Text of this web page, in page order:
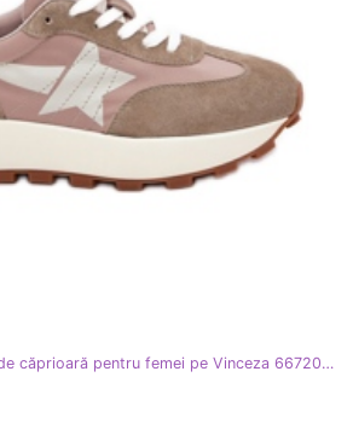
Pantofi sport din piele de căprioară pentru femei pe Vinceza 66720 bej